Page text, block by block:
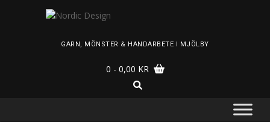
GARN, MÖNSTER & HANDARBETE I MJÖLBY
0 - 0,00 KR